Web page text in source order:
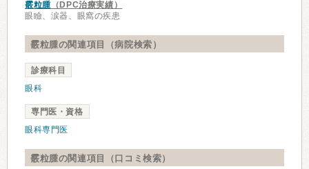
霰粒腫（DPC治療実績）
眼瞼、涙器、眼窩の疾患
霰粒腫の関連項目（病院検索）
診療科目
眼科
専門医・資格
眼科専門医
霰粒腫の関連項目（口コミ検索）